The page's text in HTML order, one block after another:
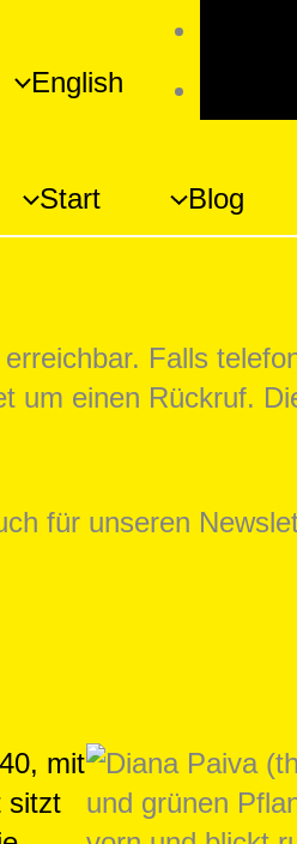
English
Start Blog
erreichbar. Falls
um einen Rückruf.
für unseren